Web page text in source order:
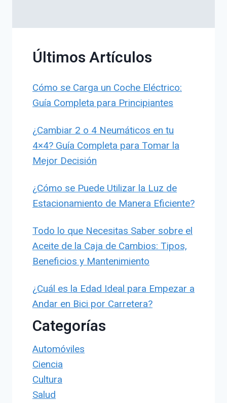
Últimos Artículos
Cómo se Carga un Coche Eléctrico:
Guía Completa para Principiantes
¿Cambiar 2 o 4 Neumáticos en tu
4×4? Guía Completa para Tomar la
Mejor Decisión
¿Cómo se Puede Utilizar la Luz de
Estacionamiento de Manera Eficiente?
Todo lo que Necesitas Saber sobre el
Aceite de la Caja de Cambios: Tipos,
Beneficios y Mantenimiento
¿Cuál es la Edad Ideal para Empezar a
Andar en Bici por Carretera?
Categorías
Automóviles
Ciencia
Cultura
Salud